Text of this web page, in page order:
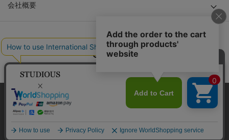
会社概要
© TOKYO BASE CO., LTD
当サイトはクッキー(cookie)を使用します。クッキーはサイト内
の一部の機能および、サイトの使用状況の分析からマーケティ
ング活動に利用することを目的としています。
プライバシーポリシーはこちら